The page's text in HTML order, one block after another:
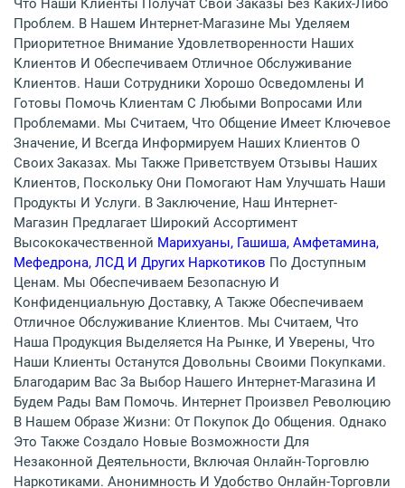
Что Наши Клиенты Получат Свои Заказы Без Каких-Либо
Проблем. В Нашем Интернет-Магазине Мы Уделяем
Приоритетное Внимание Удовлетворенности Наших
Клиентов И Обеспечиваем Отличное Обслуживание
Клиентов. Наши Сотрудники Хорошо Осведомлены И
Готовы Помочь Клиентам С Любыми Вопросами Или
Проблемами. Мы Считаем, Что Общение Имеет Ключевое
Значение, И Всегда Информируем Наших Клиентов О
Своих Заказах. Мы Также Приветствуем Отзывы Наших
Клиентов, Поскольку Они Помогают Нам Улучшать Наши
Продукты И Услуги. В Заключение, Наш Интернет-
Магазин Предлагает Широкий Ассортимент
Высококачественной Марихуаны, Гашиша, Амфетамина,
Мефедрона, ЛСД И Других Наркотиков По Доступным
Ценам. Мы Обеспечиваем Безопасную И
Конфиденциальную Доставку, А Также Обеспечиваем
Отличное Обслуживание Клиентов. Мы Считаем, Что
Наша Продукция Выделяется На Рынке, И Уверены, Что
Наши Клиенты Останутся Довольны Своими Покупками.
Благодарим Вас За Выбор Нашего Интернет-Магазина И
Будем Рады Вам Помочь. Интернет Произвел Революцию
В Нашем Образе Жизни: От Покупок До Общения. Однако
Это Также Создало Новые Возможности Для
Незаконной Деятельности, Включая Онлайн-Торговлю
Наркотиками. Анонимность И Удобство Онлайн-Торговли